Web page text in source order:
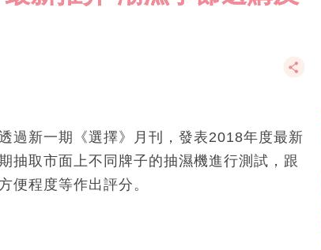
過新一期《選擇》月刊，發表2018年度最新
抽取市面上不同牌子的抽濕機進行測試，跟
便程度等作出評分。